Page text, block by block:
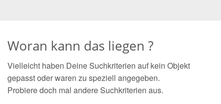
Woran kann das liegen ?
Vielleicht haben Deine Suchkriterien auf kein Objekt
gepasst oder waren zu speziell angegeben.
Probiere doch mal andere Suchkriterien aus.